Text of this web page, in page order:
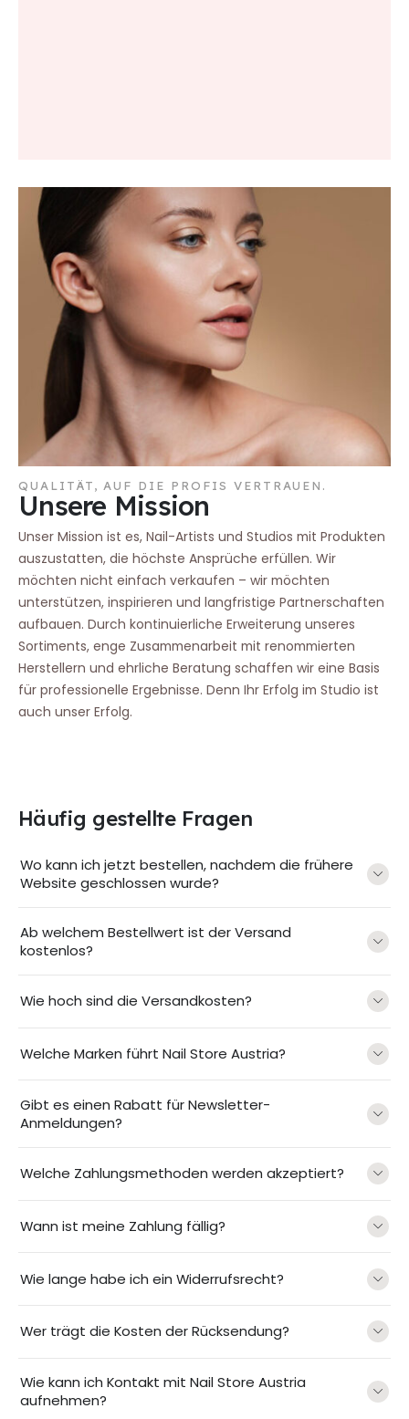
QUALITÄT, AUF DIE PROFIS VERTRAUEN.
Unsere Mission
Unser Mission ist es, Nail-Artists und Studios mit Produkten
auszustatten, die höchste Ansprüche erfüllen. Wir
möchten nicht einfach verkaufen – wir möchten
unterstützen, inspirieren und langfristige Partnerschaften
aufbauen. Durch kontinuierliche Erweiterung unseres
Sortiments, enge Zusammenarbeit mit renommierten
Herstellern und ehrliche Beratung schaffen wir eine Basis
für professionelle Ergebnisse. Denn Ihr Erfolg im Studio ist
auch unser Erfolg.
Häufig gestellte Fragen
Wo kann ich jetzt bestellen, nachdem die frühere
Website geschlossen wurde?
Ab welchem Bestellwert ist der Versand
kostenlos?
Wie hoch sind die Versandkosten?
Welche Marken führt Nail Store Austria?
Gibt es einen Rabatt für Newsletter-
Anmeldungen?
Welche Zahlungsmethoden werden akzeptiert?
Wann ist meine Zahlung fällig?
Wie lange habe ich ein Widerrufsrecht?
Wer trägt die Kosten der Rücksendung?
Wie kann ich Kontakt mit Nail Store Austria
aufnehmen?